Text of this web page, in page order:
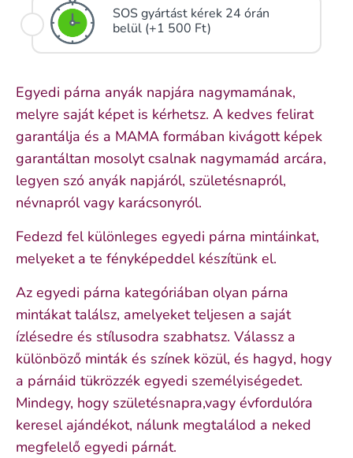
SOS gyártást kérek 24 órán
belül (+1 500 Ft)
Egyedi párna anyák napjára nagymamának,
melyre saját képet is kérhetsz. A kedves felirat
garantálja és a MAMA formában kivágott képek
garantáltan mosolyt csalnak nagymamád arcára,
legyen szó anyák napjáról, születésnapról,
névnapról vagy karácsonyról.
Fedezd fel különleges egyedi párna mintáinkat,
melyeket a te fényképeddel készítünk el.
Az egyedi párna kategóriában olyan párna
mintákat találsz, amelyeket teljesen a saját
ízlésedre és stílusodra szabhatsz. Válassz a
különböző minták és színek közül, és hagyd, hogy
a párnáid tükrözzék egyedi személyiségedet.
Mindegy, hogy születésnapra,vagy évfordulóra
keresel ajándékot, nálunk megtalálod a neked
megfelelő egyedi párnát.